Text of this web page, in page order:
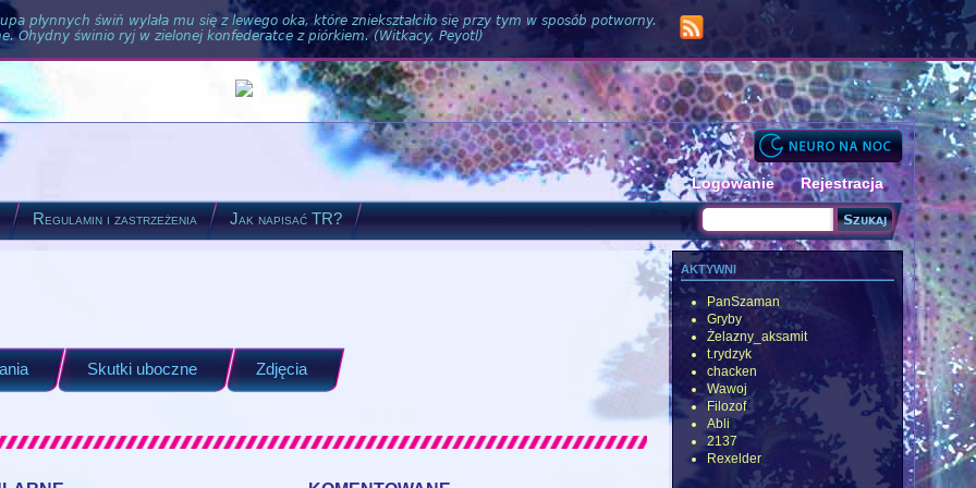
płynnych świń wylała mu się z lewego oka, które zniekształciło się przy tym w sposób potworny.
Ohydny świnio ryj w zielonej konfederatce z piórkiem. (Witkacy, Peyotl)
Logowanie Rejestracja
Regulamin i zastrzeżenia Jak napisać TR?
Formularz wyszukiwania
Skutki uboczne Zdjęcia
aktywni
PanSzaman
Gryby
Żelazny_aksamit
t.rydzyk
chacken
Wawoj
Filozof
Abli
2137
Rexelder